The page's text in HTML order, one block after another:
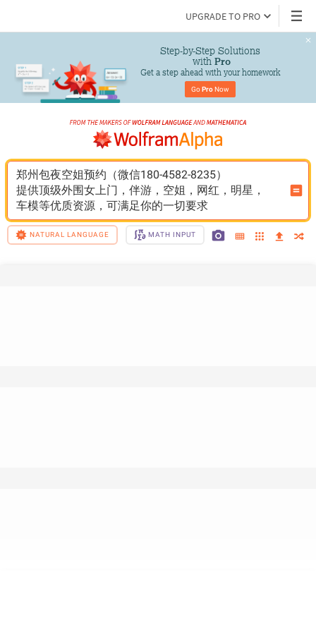
UPGRADE TO PRO
Step-by-Step Solutions
with Pro
Get a step ahead with your homework
Go Pro Now
郑州包夜空姐预约（微信180-4582-8235）
提供顶级外围女上门，伴游，空姐，网红，明星，
车模等优质资源，可满足你的一切要求
NATURAL LANGUAGE MATH INPUT